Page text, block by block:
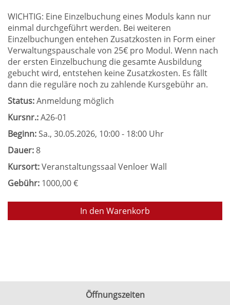
WICHTIG: Eine Einzelbuchung eines Moduls kann nur
einmal durchgeführt werden. Bei weiteren
Einzelbuchungen entehen Zusatzkosten in Form einer
Verwaltungspauschale von 25€ pro Modul. Wenn nach
der ersten Einzelbuchung die gesamte Ausbildung
gebucht wird, entstehen keine Zusatzkosten. Es fällt
dann die reguläre noch zu zahlende Kursgebühr an.
Status:Anmeldung möglich
Kursnr.:A26-01
Beginn:Sa., 30.05.2026, 10:00 - 18:00 Uhr
Dauer:8
Kursort:Veranstaltungssaal Venloer Wall
Gebühr: 1000,00 €
In den Warenkorb
Öffnungszeiten